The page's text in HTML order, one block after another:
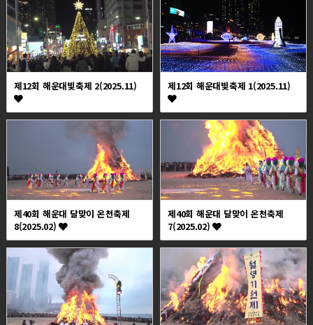
제12회 해운대빛축제 2(2025.11) 제12회 해운대빛축제 1(2025.11)
제40회 해운대 달맞이 온천축제
8(2025.02)
제40회 해운대 달맞이 온천축제
7(2025.02)